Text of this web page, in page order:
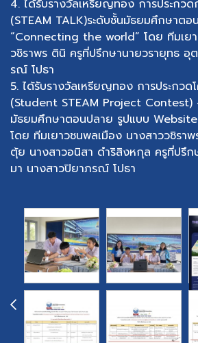
4. ได้รับรางวัลเหรียญทอง การประกวด
(STEAM TALK)ระดับชั้นมัธยมศึกษาตอ
“Connecting the world” โดย ทีมเย
วชิราพร ตินิ ครูที่ปรึกษานายวรายุทธ อุ
รณ์ โปธา
5. ได้รับรางวัลเหรียญทอง การประกวด
(Student STEAM Project Contest)
มัธยมศึกษาตอนปลาย รูปแบบ Website
โดย ทีมเยาวชนพลเมือง นางสาววชิร
ตุ้ย นางสาวอนิสา ดำริสิงหกุล ครูที่ปรึก
มา นางสาวปิยาภรณ์ โปธา